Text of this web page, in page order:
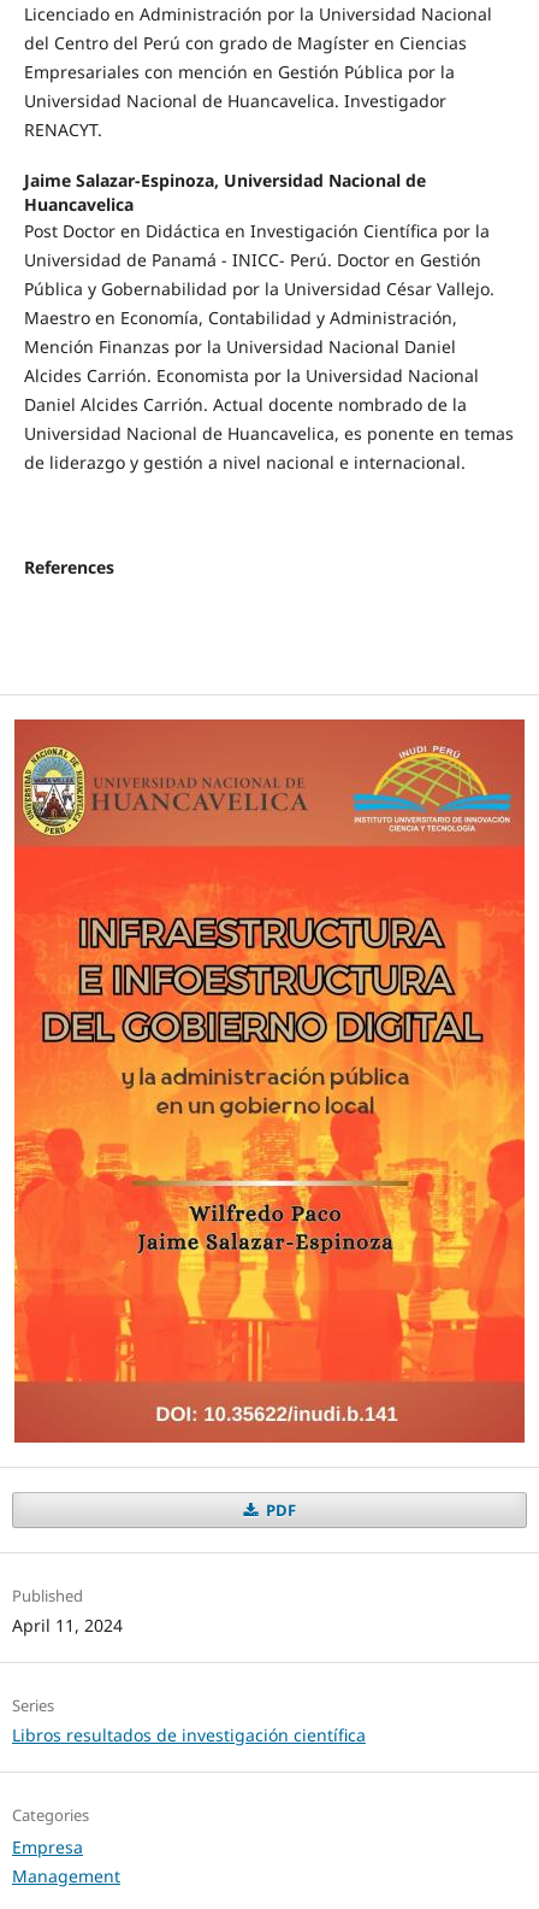
Licenciado en Administración por la Universidad Nacional
del Centro del Perú con grado de Magíster en Ciencias
Empresariales con mención en Gestión Pública por la
Universidad Nacional de Huancavelica. Investigador
RENACYT.
Jaime Salazar-Espinoza, Universidad Nacional de
Huancavelica
Post Doctor en Didáctica en Investigación Científica por la
Universidad de Panamá - INICC- Perú. Doctor en Gestión
Pública y Gobernabilidad por la Universidad César Vallejo.
Maestro en Economía, Contabilidad y Administración,
Mención Finanzas por la Universidad Nacional Daniel
Alcides Carrión. Economista por la Universidad Nacional
Daniel Alcides Carrión. Actual docente nombrado de la
Universidad Nacional de Huancavelica, es ponente en temas
de liderazgo y gestión a nivel nacional e internacional.
References
PDF
Published
April 11, 2024
Series
Libros resultados de investigación científica
Categories
Empresa
Management